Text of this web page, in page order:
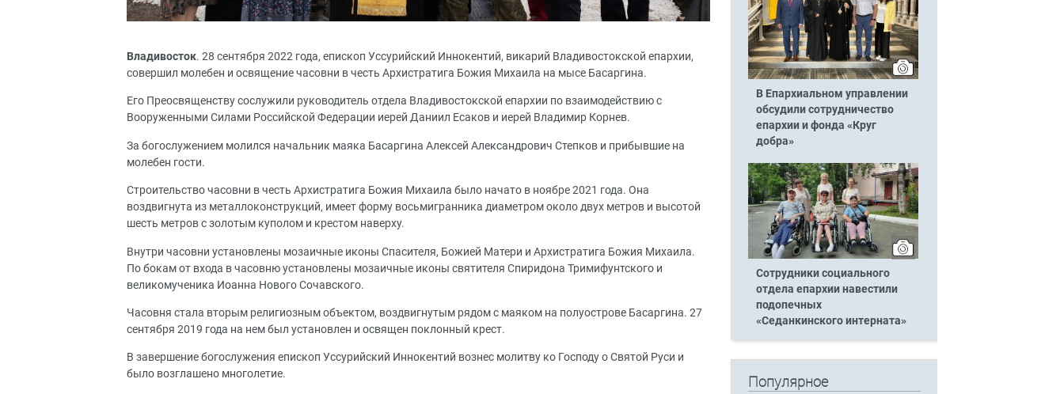
Владивосток. 28 сентября 2022 года, епископ Уссурийский Иннокентий, викарий Владивостокской епархии,
совершил молебен и освящение часовни в честь Архистратига Божия Михаила на мысе Басаргина.
Его Преосвященству сослужили руководитель отдела Владивостокской епархии по взаимодействию с
Вооруженными Силами Российской Федерации иерей Даниил Есаков и иерей Владимир Корнев.
За богослужением молился начальник маяка Басаргина Алексей Александрович Степков и прибывшие на
молебен гости.
Строительство часовни в честь Архистратига Божия Михаила было начато в ноябре 2021 года. Она
воздвигнута из металлоконструкций, имеет форму восьмигранника диаметром около двух метров и высотой
шесть метров с золотым куполом и крестом наверху.
Внутри часовни установлены мозаичные иконы Спасителя, Божией Матери и Архистратига Божия Михаила.
По бокам от входа в часовню установлены мозаичные иконы святителя Спиридона Тримифунтского и
великомученика Иоанна Нового Сочавского.
Часовня стала вторым религиозным объектом, воздвигнутым рядом с маяком на полуострове Басаргина. 27
сентября 2019 года на нем был установлен и освящен поклонный крест.
В завершение богослужения епископ Уссурийский Иннокентий вознес молитву ко Господу о Святой Руси и
было возглашено многолетие.
В Епархиальном управлении
обсудили сотрудничество
епархии и фонда «Круг
добра»
Сотрудники социального
отдела епархии навестили
подопечных
«Седанкинского интерната»
Популярное